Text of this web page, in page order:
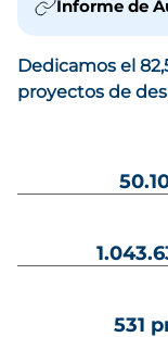
Informe de
Dedicamos el
proyectos de
531